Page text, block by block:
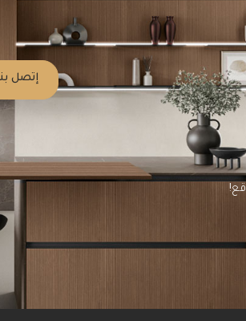
إتصل